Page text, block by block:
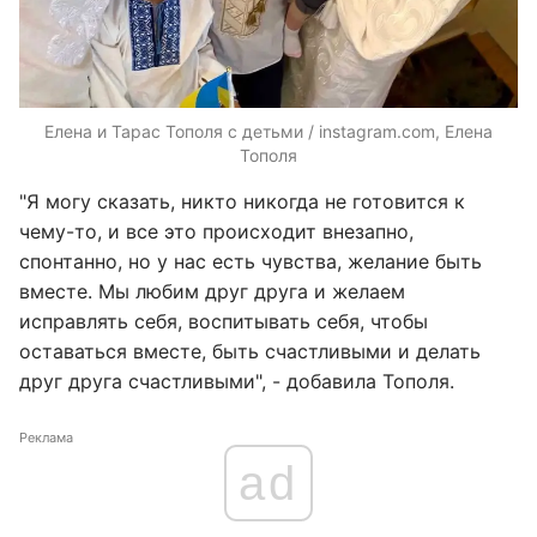
Елена и Тарас Тополя с детьми / instagram.com, Елена
Тополя
"Я могу сказать, никто никогда не готовится к
чему-то, и все это происходит внезапно,
спонтанно, но у нас есть чувства, желание быть
вместе. Мы любим друг друга и желаем
исправлять себя, воспитывать себя, чтобы
оставаться вместе, быть счастливыми и делать
друг друга счастливыми", - добавила Тополя.
Реклама
ad